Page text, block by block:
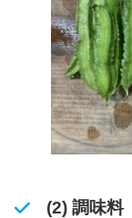
(2) 調味料